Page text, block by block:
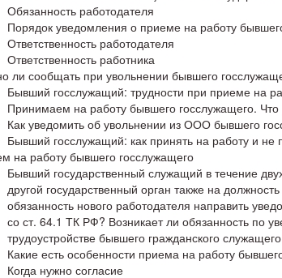
Обязанность работодателя
Порядок уведомления о приеме на работу
Ответственность работодателя
Ответственность работника
ли сообщать при увольнении бывшего
Бывший госслужащий: трудности при приеме на
Принимаем на работу бывшего госслужащего. Что
Как уведомить об увольнении из ООО бывшего
Бывший госслужащий: как принять на работу и
на работу бывшего госслужащего
Бывший государственный служащий в течение
другой государственный орган также на
обязанность нового работодателя направить
со ст. 64.1 ТК РФ? Возникает ли обязанность по
трудоустройстве бывшего гражданского
Какие есть особенности приема на работу
Когда нужно согласие